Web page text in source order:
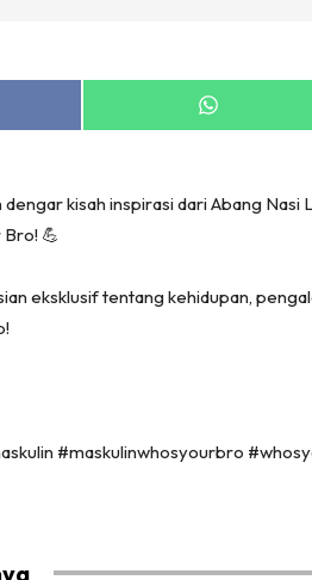
Share
on
kisah inspirasi dari Abang
Bro! 💪
eksklusif tentang kehidupan,
#maskulinwhosyourbro